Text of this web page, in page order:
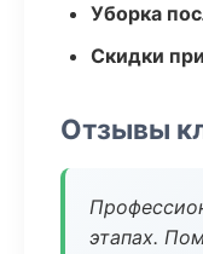
Уборка
Скидки
Отзывы
этапах.